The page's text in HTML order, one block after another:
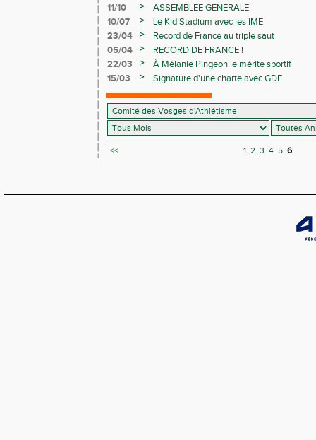
11/10
>
ASSEMBLEE GENERALE
10/07
>
Le Kid Stadium avec les IME
23/04
>
Record de France au triple saut
05/04
>
RECORD DE FRANCE !
22/03
>
À Mélanie Pingeon le mérite sportif
15/03
> Signature d'une charte avec GDF
<< 1 2 3 4 5 6